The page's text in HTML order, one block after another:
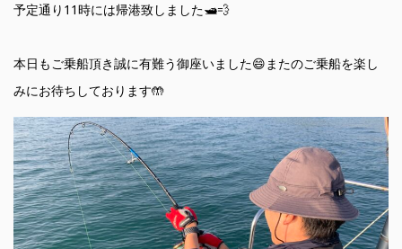
予定通り11時には帰港致しました🛥️💨
本日もご乗船頂き誠に有難う御座いました😄またのご乗船を楽し
みにお待ちしております🤲